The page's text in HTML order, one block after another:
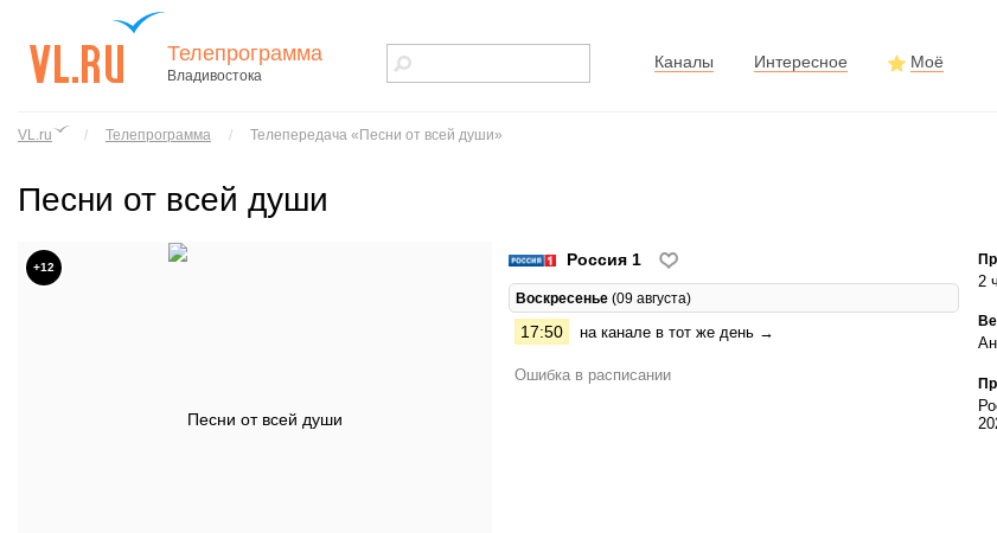
города
Владивостока
Телепрограмма
Владивостока
Каналы Интересное Моё
VL.ru / Телепрограмма / Телепередача «Песни от всей души»
Песни от всей души
+12 Россия 1
Воскресенье (09 августа)
17:50 на канале в тот же день →
Ошибка в расписании
2